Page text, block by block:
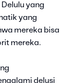
yang
yang
mereka bisa
mereka.
delusi